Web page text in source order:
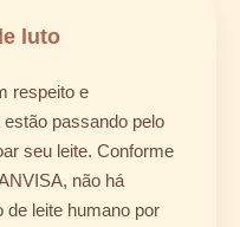
luto
respeito e
passando pelo
seu leite. Conforme
não há
de leite humano por